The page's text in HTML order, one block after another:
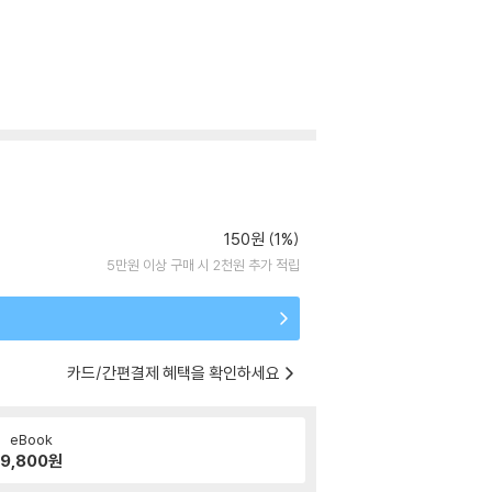
150원 (1%)
5만원 이상 구매 시 2천원 추가 적립
카드/간편결제 혜택을 확인하세요
eBook
9,800원